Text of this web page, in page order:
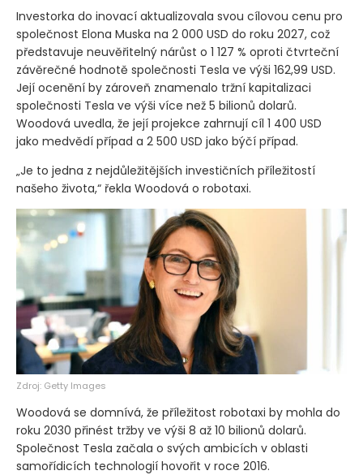
Investorka do inovací aktualizovala svou cílovou cenu pro
společnost Elona Muska na 2 000 USD do roku 2027, což
představuje neuvěřitelný nárůst o 1 127 % oproti čtvrteční
závěrečné hodnotě společnosti Tesla ve výši 162,99 USD.
Její ocenění by zároveň znamenalo tržní kapitalizaci
společnosti Tesla ve výši více než 5 bilionů dolarů.
Woodová uvedla, že její projekce zahrnují cíl 1 400 USD
jako medvědí případ a 2 500 USD jako býčí případ.
„Je to jedna z nejdůležitějších investičních příležitostí
našeho života,“ řekla Woodová o robotaxi.
Zdroj: Getty Images
Woodová se domnívá, že příležitost robotaxi by mohla do
roku 2030 přinést tržby ve výši 8 až 10 bilionů dolarů.
Společnost Tesla začala o svých ambicích v oblasti
samořídicích technologií hovořit v roce 2016.